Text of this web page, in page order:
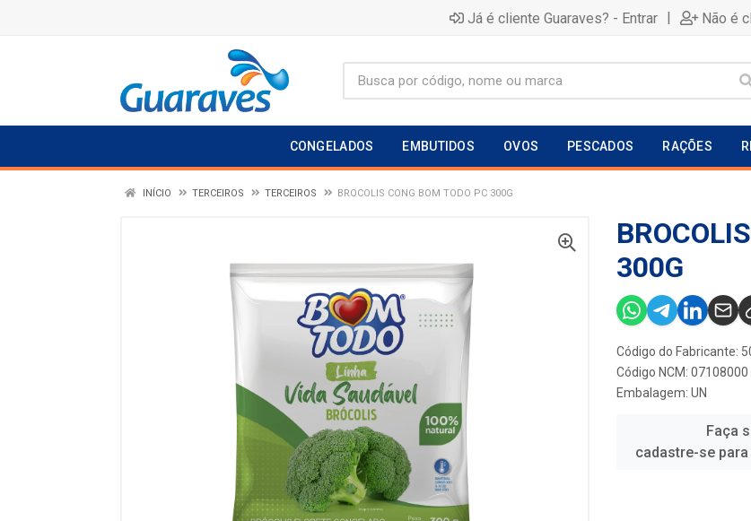
Já é cliente Guaraves? - Entrar | Não é
CONGELADOS EMBUTIDOS OVOS PESCADOS RAÇÕES
INÍCIO TERCEIROS TERCEIROS BROCOLIS CONG BOM TODO PC 300G
300G
Código do Fabricante:
Código NCM: 07108000
Embalagem: UN
Faça
cadastre-se